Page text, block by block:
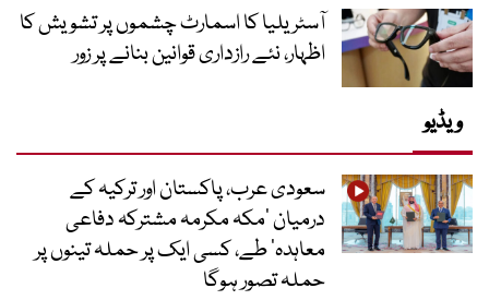
آسٹریلیا کا اسمارٹ چشموں پر تشویش کا
اظہار، نئے رازداری قوانین بنانے پر زور
ویڈیو
سعودی عرب، پاکستان اور ترکیہ کے
درمیان ’مکہ مکرمہ مشترکہ دفاعی
معاہدہ‘ طے، کسی ایک پر حملہ تینوں پر
حملہ تصور ہوگا